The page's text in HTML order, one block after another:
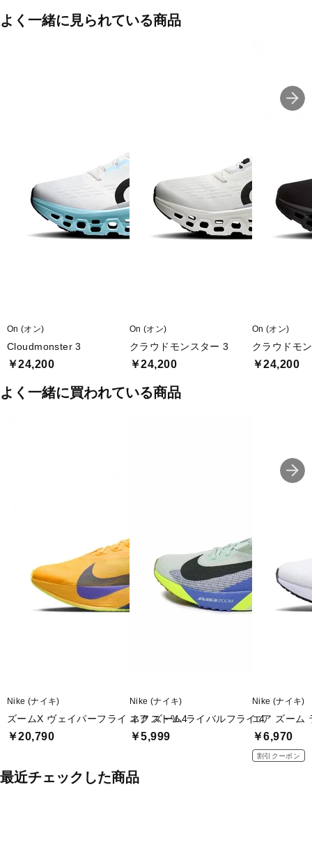
よく一緒に見られている商品
On (オン)
Cloudmonster 3
￥24,200
On (オン)
クラウドモンスター 3
￥24,200
On (オン)
クラウドモ
￥24,200
よく一緒に買われている商品
Nike (ナイキ)
ズームX ヴェイパーフライ ネクスト% 4
￥20,790
Nike (ナイキ)
エア ズーム ライバルフライ 4
￥5,999
Nike (ナイキ)
エア ズーム
￥6,970
割引クーポン
最近チェックした商品